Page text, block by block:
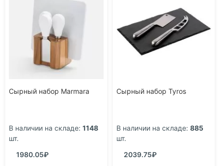
Сырный набор Marmara
В наличии на складе: 1148
шт.
1980.05₽
Сырный набор Tyros
В наличии на складе: 885
шт.
2039.75₽